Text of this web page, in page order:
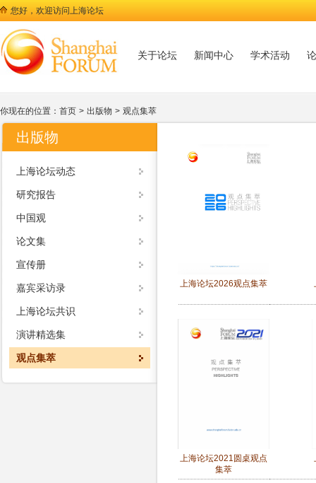
您好，欢迎访问上海论坛
关于论坛 新闻中心 学术活动
你现在的位置： 首页 > 出版物 > 观点集萃
出版物
上海论坛动态
研究报告
中国观
论文集
宣传册
嘉宾采访录
上海论坛共识
演讲精选集
观点集萃
上海论坛2026观点集萃
上海论坛2021圆桌观点
集萃